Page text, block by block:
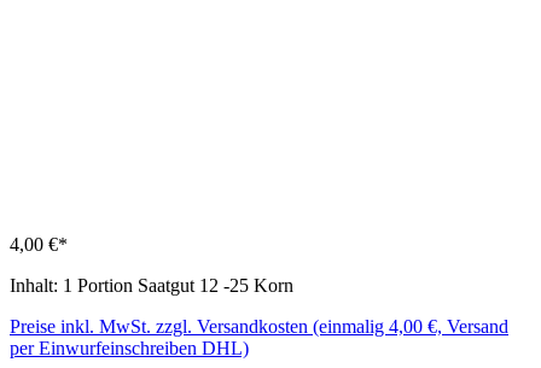
4,00 €*
Inhalt: 1 Portion Saatgut 12 -25 Korn
Preise inkl. MwSt. zzgl. Versandkosten (einmalig 4,00 €, Versand
per Einwurfeinschreiben DHL)